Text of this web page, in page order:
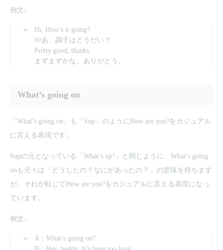
例文↓
Hi, How’s it going?
やあ、調子はどうだい？
Pretty good, thanks.
まずまずかな、ありがとう。
What’s going on
「What’s going on」も「Sup」のようにHow are you?をカジュアル
に言える表現です。
Supの元となっている「What’s up?」と同じように、What’s going
onも元々は「どうしたの？なにがあったの？」の意味を持ちます
が、それが転じてHow are you?をカジュアルに言える表現になっ
ています。
例文↓
A：What’s going on?